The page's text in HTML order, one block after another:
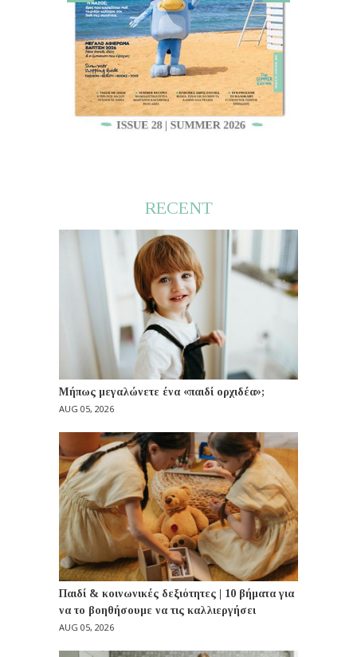
RECENT
Μήπως μεγαλώνετε ένα «παιδί ορχιδέα»;
AUG 05, 2026
Παιδί & κοινωνικές δεξιότητες | 10 βήματα για
να το βοηθήσουμε να τις καλλιεργήσει
AUG 05, 2026